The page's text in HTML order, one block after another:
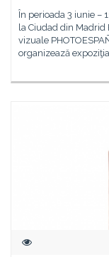
În perioada 3 iunie –
la Ciudad din
vizuale
organizează